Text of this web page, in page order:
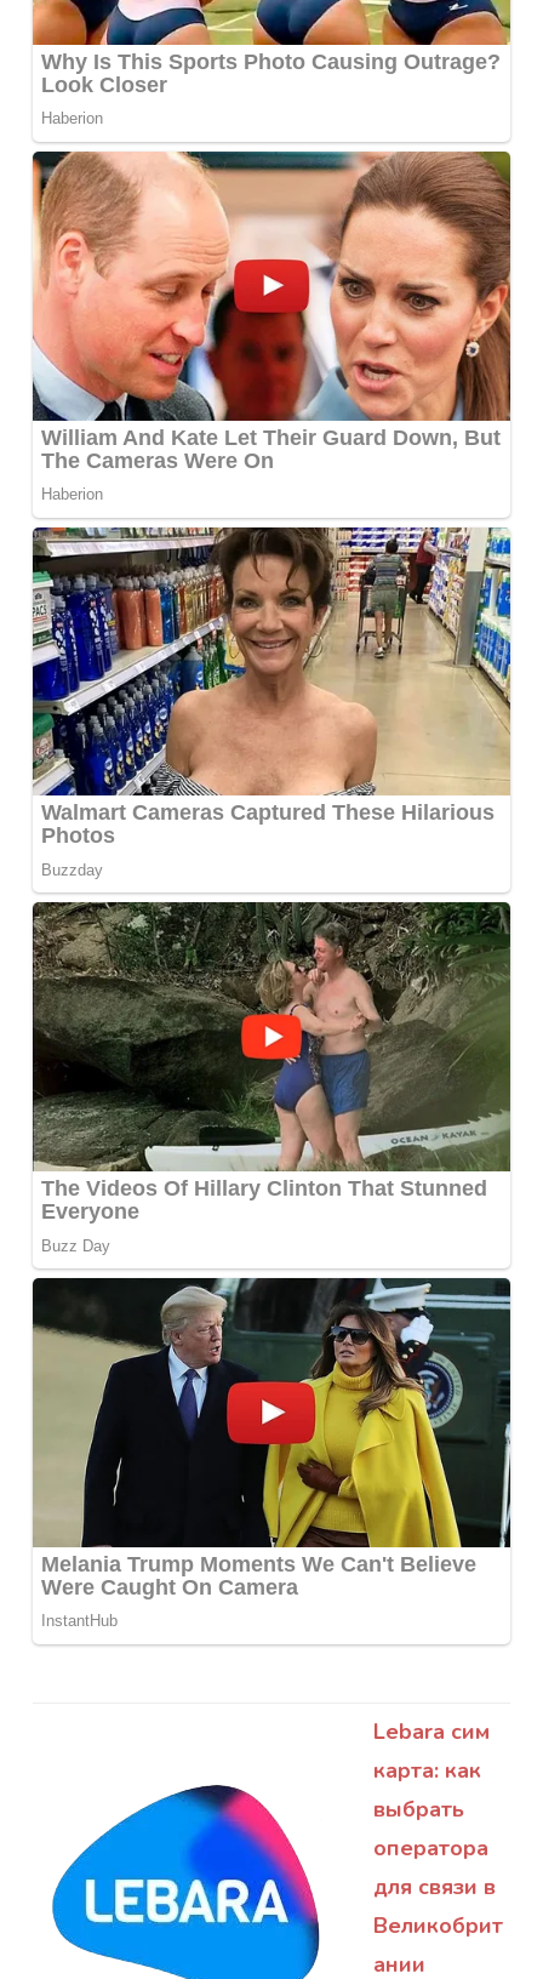
Lebara сим
карта: как
выбрать
оператора
для связи в
Великобрит
ании